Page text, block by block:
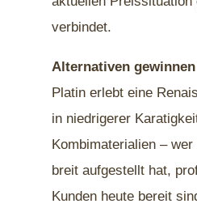
verbindet.
Alternativen
Platin erlebt eine
in niedrigerer
Kombimaterialien –
breit aufgestellt hat,
Kunden heute bereit